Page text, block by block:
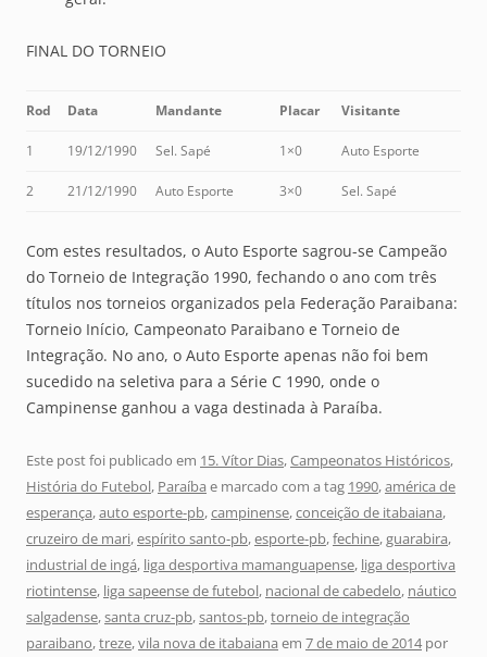
FINAL DO TORNEIO
Rod Data Mandante Placar Visitante
1 19/12/1990 Sel. Sapé 1×0 Auto Esporte
2 21/12/1990 Auto Esporte 3×0 Sel. Sapé
Com estes resultados, o Auto Esporte sagrou-se Campeão
do Torneio de Integração 1990, fechando o ano com três
títulos nos torneios organizados pela Federação Paraibana:
Torneio Início, Campeonato Paraibano e Torneio de
Integração. No ano, o Auto Esporte apenas não foi bem
sucedido na seletiva para a Série C 1990, onde o
Campinense ganhou a vaga destinada à Paraíba.
Este post foi publicado em 15. Vítor Dias,Campeonatos Históricos,
História do Futebol, Paraíba e marcado com a tag 1990,américa de
esperança,auto esporte-pb,campinense,conceição de itabaiana,
cruzeiro de mari,espírito santo-pb,esporte-pb,fechine,guarabira,
industrial de ingá, liga desportiva mamanguapense, liga desportiva
riotintense, liga sapeense de futebol, nacional de cabedelo, náutico
salgadense,santa cruz-pb,santos-pb,torneio de integração
paraibano,treze,vila nova de itabaiana em 7 de maio de 2014por